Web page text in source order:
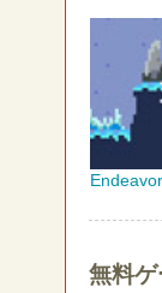
Endeavor
無料